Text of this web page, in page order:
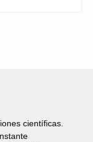
científicas.